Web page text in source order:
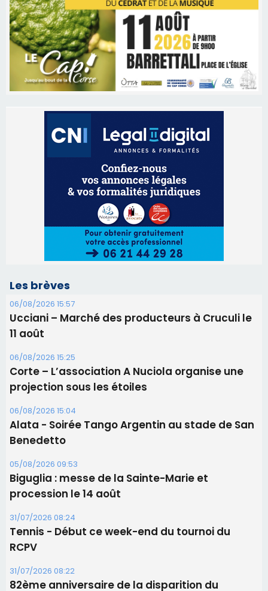
Les brèves
Ucciani – Marché des producteurs à Cruculi le
Corte – L’association A Nuciola organise une
projection sous les étoiles
Alata - Soirée Tango Argentin au stade de San
Benedetto
05/08/2026 09:53
Biguglia : messe de la Sainte-Marie et
procession le 14 août
31/07/2026 08:24
Tennis - Début ce week-end du tournoi du
RCPV
31/07/2026 08:22
82ème anniversaire de la disparition du
Commandant Antoine de Saint Exupery
Les plus lus
Satine Nomary est la nouvelle Miss Corse 2026
d'un spectacle qui ne reviendra pas avant 2081